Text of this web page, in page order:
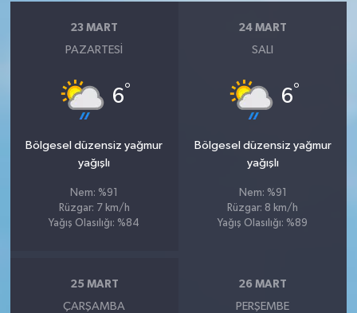
23 MART
PAZARTESI
6°
Bölgesel düzensiz yağmur
yağışlı
Nem: %91
Rüzgar: 7 km/h
Yağış Olasılığı: %84
24 MART
SALI
6°
Bölgesel düzensiz yağmur
yağışlı
Nem: %91
Rüzgar: 8 km/h
Yağış Olasılığı: %89
25 MART
ÇARŞAMBA
26 MART
PERŞEMBE